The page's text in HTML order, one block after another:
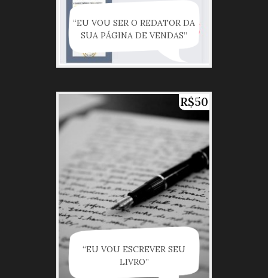
“EU VOU SER O REDATOR DA
SUA PÁGINA DE VENDAS”
R$50
“EU VOU ESCREVER SEU
LIVRO”